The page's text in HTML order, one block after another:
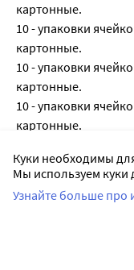
картонные.
10 - упаковки
картонные.
10 - упаковки
картонные.
10 - упаковки
картонные.
10 г - алюминиевые
10 г - алюминиевые
10 г в тубы
Каждую тубу
Куки необходимы
Мы используем
Узнайте больше про